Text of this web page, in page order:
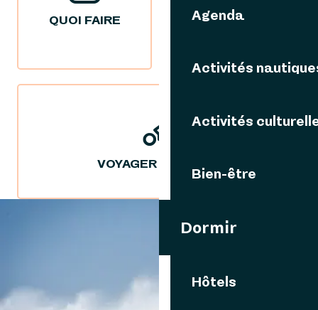
Agenda
Activités
Activités
Bien-être
Dormir
Hôtels
QUOI FAIRE
NOS IDÉES
VOYAGER DURABLE
VOUS AIMEREZ AUSSI